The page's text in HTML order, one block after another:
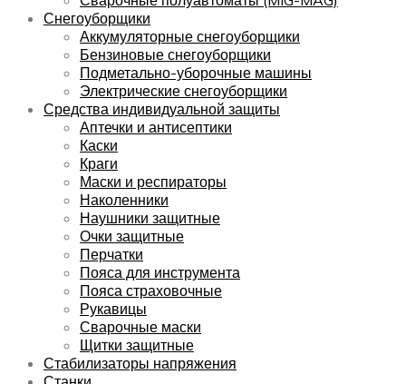
Снегоуборщики
Аккумуляторные снегоуборщики
Бензиновые снегоуборщики
Подметально-уборочные машины
Электрические снегоуборщики
Средства индивидуальной защиты
Аптечки и антисептики
Каски
Краги
Маски и респираторы
Наколенники
Наушники защитные
Очки защитные
Перчатки
Пояса для инструмента
Пояса страховочные
Рукавицы
Сварочные маски
Щитки защитные
Стабилизаторы напряжения